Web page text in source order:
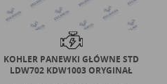
KOHLER PANEWKI GŁÓWNE STD
LDW702 KDW1003 ORYGINAŁ